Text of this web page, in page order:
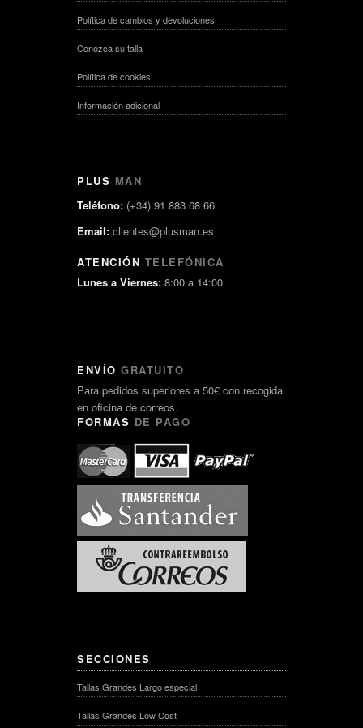
Política de cambios y devoluciones
Conozca su talla
Política de cookies
Información adicional
PLUS MAN
Teléfono: (+34) 91 883 68 66
Email: clientes@plusman.es
ATENCIÓN TELEFÓNICA
Lunes a Viernes: 8:00 a 14:00
ENVÍO GRATUITO
Para pedidos superiores a 50€ con recogida
en oficina de correos.
FORMAS DE PAGO
SECCIONES
Tallas Grandes Largo especial
Tallas Grandes Low Cost